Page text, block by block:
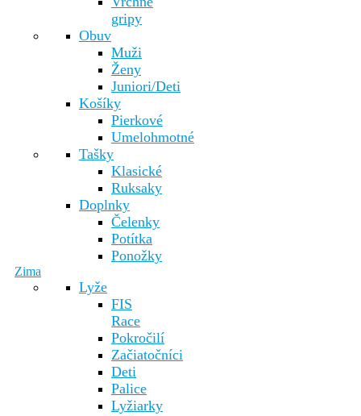
gripy
Obuv
Muži
Ženy
Juniori/Deti
Košíky
Pierkové
Umelohmotné
Tašky
Klasické
Ruksaky
Doplnky
Čelenky
Potítka
Ponožky
Zima
Lyže
FIS
Race
Pokročilí
Začiatočníci
Deti
Palice
Lyžiarky